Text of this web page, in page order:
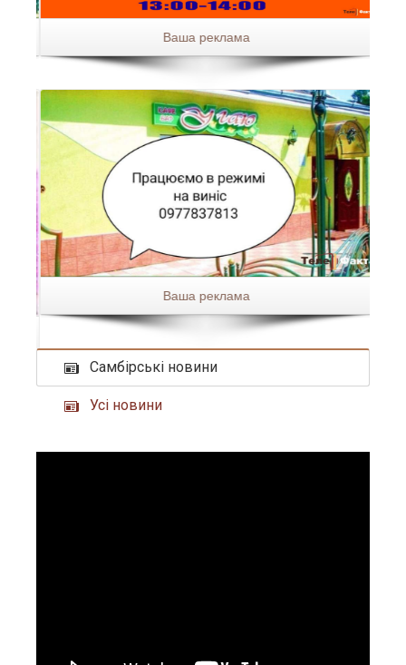
Ваша реклама
Ваша реклама
Самбірські новини
Усі новини